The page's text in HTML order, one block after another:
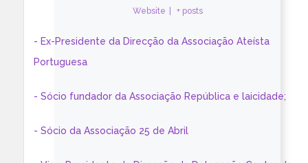
Website + posts
- Ex-Presidente da Direcção da Associação Ateísta
Portuguesa
- Sócio fundador da Associação República e laicidade;
- Sócio da Associação 25 de Abril